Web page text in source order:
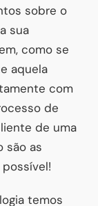
sobre o
sua
como se
aquela
com
de
de uma
são as
temos